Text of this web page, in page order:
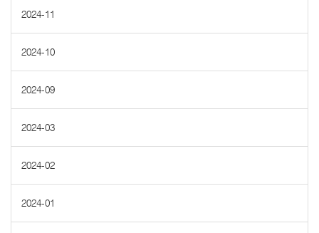
2024-11
2024-10
2024-09
2024-03
2024-02
2024-01